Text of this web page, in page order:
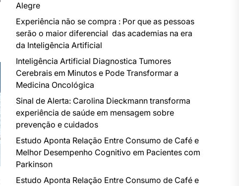
Alegre
Experiência não se compra : Por que as pessoas
serão o maior diferencial das academias na era
da Inteligência Artificial
Inteligência Artificial Diagnostica Tumores
Cerebrais em Minutos e Pode Transformar a
Medicina Oncológica
Sinal de Alerta: Carolina Dieckmann transforma
experiência de saúde em mensagem sobre
prevenção e cuidados
Estudo Aponta Relação Entre Consumo de Café e
Melhor Desempenho Cognitivo em Pacientes com
Parkinson
Estudo Aponta Relação Entre Consumo de Café e